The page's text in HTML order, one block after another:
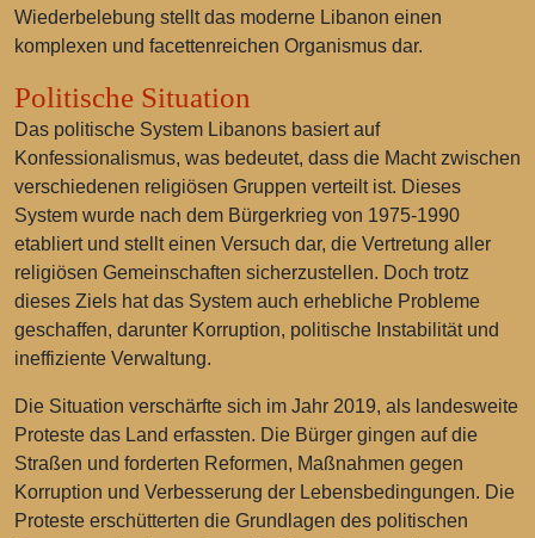
Wiederbelebung stellt das moderne Libanon einen
komplexen und facettenreichen Organismus dar.
Politische Situation
Das politische System Libanons basiert auf
Konfessionalismus, was bedeutet, dass die Macht zwischen
verschiedenen religiösen Gruppen verteilt ist. Dieses
System wurde nach dem Bürgerkrieg von 1975-1990
etabliert und stellt einen Versuch dar, die Vertretung aller
religiösen Gemeinschaften sicherzustellen. Doch trotz
dieses Ziels hat das System auch erhebliche Probleme
geschaffen, darunter Korruption, politische Instabilität und
ineffiziente Verwaltung.
Die Situation verschärfte sich im Jahr 2019, als landesweite
Proteste das Land erfassten. Die Bürger gingen auf die
Straßen und forderten Reformen, Maßnahmen gegen
Korruption und Verbesserung der Lebensbedingungen. Die
Proteste erschütterten die Grundlagen des politischen